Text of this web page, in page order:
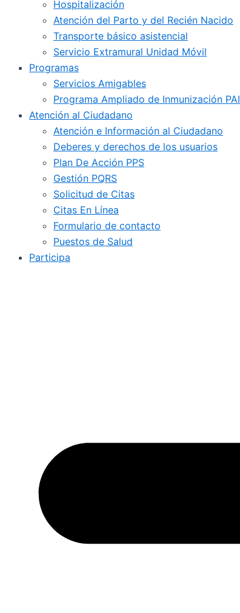
Hospitalización
Atención del Parto y del Recién Nacido
Transporte básico asistencial
Servicio Extramural Unidad Móvil
Programas
Servicios Amigables
Programa Ampliado de Inmunización PAI
Atención al Ciudadano
Atención e Información al Ciudadano
Deberes y derechos de los usuarios
Plan De Acción PPS
Gestión PQRS
Solicitud de Citas
Citas En Línea
Formulario de contacto
Puestos de Salud
Participa